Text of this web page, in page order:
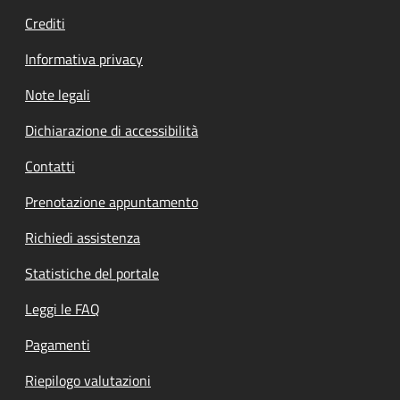
Crediti
Informativa privacy
Note legali
Dichiarazione di accessibilità
Contatti
Prenotazione appuntamento
Richiedi assistenza
Statistiche del portale
Leggi le FAQ
Pagamenti
Riepilogo valutazioni